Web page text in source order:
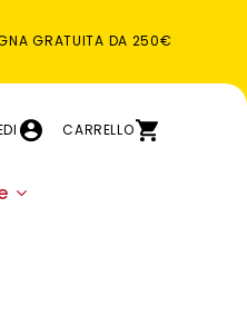
GRATUITA DA 250€
CARRELLO